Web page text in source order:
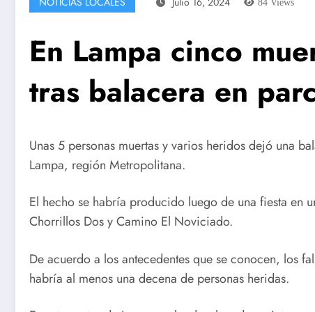
84 Views
En Lampa cinco
tras balacera en
Unas 5 personas muertas y varios heridos dejó una
Lampa, región Metropolitana.
El hecho se habría producido luego de una fiesta en
Chorrillos Dos y Camino El Noviciado.
De acuerdo a los antecedentes que se conocen, los
habría al menos una decena de personas heridas.